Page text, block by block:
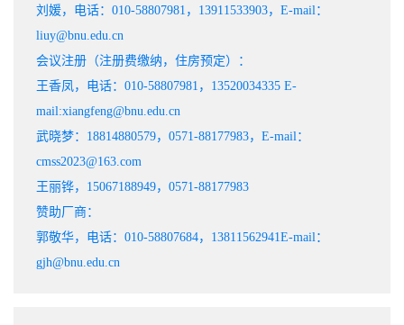
刘媛，电话：010-58807981，13911533903，E-mail：
liuy@bnu.edu.cn
会议注册（注册费缴纳，住房预定）：
王香凤，电话：010-58807981，13520034335 E-
mail:xiangfeng@bnu.edu.cn
武晓梦：18814880579，0571-88177983，E-mail：
cmss2023@163.com
王丽铧，15067188949，0571-88177983
赞助厂商：
郭敬华，电话：010-58807684，13811562941E-mail：
gjh@bnu.edu.cn